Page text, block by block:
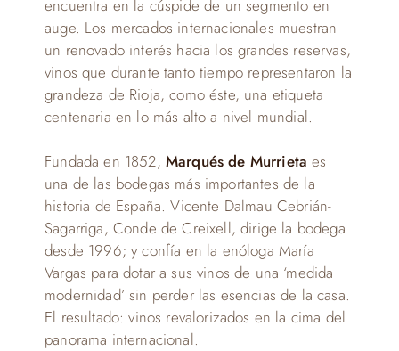
encuentra en la cúspide de un segmento en
auge. Los mercados internacionales muestran
un renovado interés hacia los grandes reservas,
vinos que durante tanto tiempo representaron la
grandeza de Rioja, como éste, una etiqueta
centenaria en lo más alto a nivel mundial.
Fundada en 1852, Marqués de Murrieta es
una de las bodegas más importantes de la
historia de España. Vicente Dalmau Cebrián-
Sagarriga, Conde de Creixell, dirige la bodega
desde 1996; y confía en la enóloga María
Vargas para dotar a sus vinos de una ‘medida
modernidad’ sin perder las esencias de la casa.
El resultado: vinos revalorizados en la cima del
panorama internacional.